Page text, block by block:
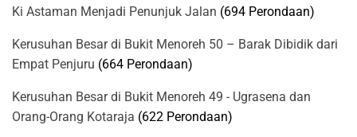
Ki Astaman Menjadi Penunjuk Jalan (694 Perondaan)
Kerusuhan Besar di Bukit Menoreh 50 – Barak Dibidik dari
Empat Penjuru (664 Perondaan)
Kerusuhan Besar di Bukit Menoreh 49 - Ugrasena dan
Orang-Orang Kotaraja (622 Perondaan)